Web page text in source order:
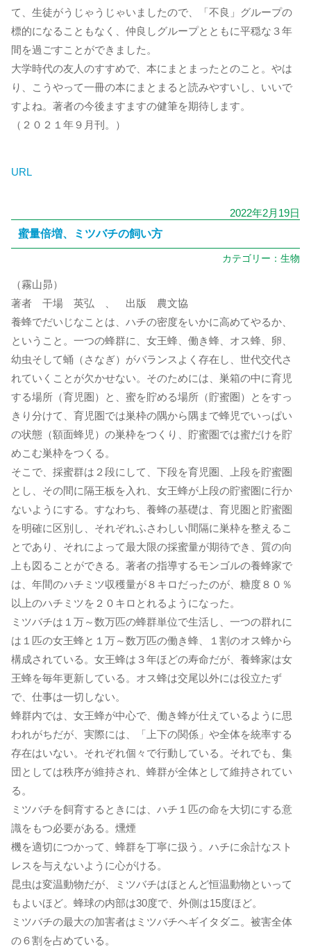
て、生徒がうじゃうじゃいましたので、「不良」グループの
標的になることもなく、仲良しグループとともに平穏な３年
間を過ごすことができました。
大学時代の友人のすすめで、本にまとまったとのこと。やは
り、こうやって一冊の本にまとまると読みやすいし、いいで
すよね。著者の今後ますますの健筆を期待します。
（２０２１年９月刊。）
URL
2022年2月19日
蜜量倍増、ミツバチの飼い方
カテゴリー： 生物
（霧山昴）
著者 干場 英弘 、 出版 農文協
養蜂でだいじなことは、ハチの密度をいかに高めてやるか、
ということ。一つの蜂群に、女王蜂、働き蜂、オス蜂、卵、
幼虫そして蛹（さなぎ）がバランスよく存在し、世代交代さ
れていくことが欠かせない。そのためには、巣箱の中に育児
する場所（育児圏）と、蜜を貯める場所（貯蜜圏）とをすっ
きり分けて、育児圏では巣枠の隅から隅まで蜂児でいっぱい
の状態（額面蜂児）の巣枠をつくり、貯蜜圏では蜜だけを貯
めこむ巣枠をつくる。
そこで、採蜜群は２段にして、下段を育児圏、上段を貯蜜圏
とし、その間に隔王板を入れ、女王蜂が上段の貯蜜圏に行か
ないようにする。すなわち、養蜂の基礎は、育児圏と貯蜜圏
を明確に区別し、それぞれふさわしい間隔に巣枠を整えるこ
とであり、それによって最大限の採蜜量が期待でき、質の向
上も図ることができる。著者の指導するモンゴルの養蜂家で
は、年間のハチミツ収穫量が８キロだったのが、糖度８０％
以上のハチミツを２０キロとれるようになった。
ミツバチは１万～数万匹の蜂群単位で生活し、一つの群れに
は１匹の女王蜂と１万～数万匹の働き蜂、１割のオス蜂から
構成されている。女王蜂は３年ほどの寿命だが、養蜂家は女
王蜂を毎年更新している。オス蜂は交尾以外には役立たず
で、仕事は一切しない。
蜂群内では、女王蜂が中心で、働き蜂が仕えているように思
われがちだが、実際には、「上下の関係」や全体を統率する
存在はいない。それぞれ個々で行動している。それでも、集
団としては秩序が維持され、蜂群が全体として維持されてい
る。
ミツバチを飼育するときには、ハチ１匹の命を大切にする意
識をもつ必要がある。燻煙
機を適切につかって、蜂群を丁寧に扱う。ハチに余計なスト
レスを与えないように心がける。
昆虫は変温動物だが、ミツバチはほとんど恒温動物といって
もよいほど。蜂球の内部は30度で、外側は15度ほど。
ミツバチの最大の加害者はミツバチヘギイタダニ。被害全体
の６割を占めている。